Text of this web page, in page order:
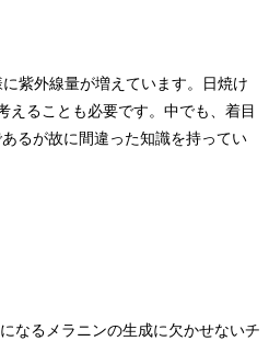
紫外線量が増えています。日焼け
えることも必要です。中でも、着目
るが故に間違った知識を持ってい
なるメラニンの生成に欠かせないチ